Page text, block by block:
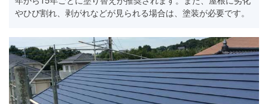
やひび割れ、剥がれなどが見られる場合は、塗装が必要です。